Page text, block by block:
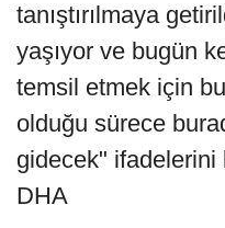
tanıştırılmaya
yaşıyor ve bugün
temsil etmek için
olduğu sürece
gidecek" ifadelerini
DHA